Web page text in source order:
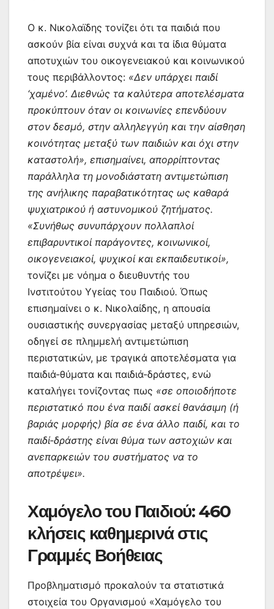
Ο κ. Νικολαϊδης τονίζει ότι τα παιδιά που
ασκούν βία είναι συχνά και τα ίδια θύματα
αποτυχιών του οικογενειακού και κοινωνικού
τους περιβάλλοντος: «Δεν υπάρχει παιδί
‘χαμένο’. Διεθνώς τα καλύτερα αποτελέσματα
προκύπτουν όταν οι κοινωνίες επενδύουν
στον δεσμό, στην αλληλεγγύη και την αίσθηση
κοινότητας μεταξύ των παιδιών και όχι στην
καταστολή», επισημαίνει, απορρίπτοντας
παράλληλα τη μονοδιάστατη αντιμετώπιση
της ανήλικης παραβατικότητας ως καθαρά
ψυχιατρικού ή αστυνομικού ζητήματος.
«Συνήθως συνυπάρχουν πολλαπλοί
επιβαρυντικοί παράγοντες, κοινωνικοί,
οικογενειακοί, ψυχικοί και εκπαιδευτικοί»,
τονίζει με νόημα ο διευθυντής του
Ινστιτούτου Υγείας του Παιδιού. Όπως
επισημαίνει ο κ. Νικολαίδης, η απουσία
ουσιαστικής συνεργασίας μεταξύ υπηρεσιών,
οδηγεί σε πλημμελή αντιμετώπιση
περιστατικών, με τραγικά αποτελέσματα για
παιδιά-θύματα και παιδιά-δράστες, ενώ
καταλήγει τονίζοντας πως «σε οποιοδήποτε
περιστατικό που ένα παιδί ασκεί θανάσιμη (ή
βαριάς μορφής) βία σε ένα άλλο παιδί, και το
παιδί-δράστης είναι θύμα των αστοχιών και
ανεπαρκειών του συστήματος να το
αποτρέψει».
Χαμόγελο του Παιδιού: 460
κλήσεις καθημερινά στις
Γραμμές Βοήθειας
Προβληματισμό προκαλούν τα στατιστικά
στοιχεία του Οργανισμού «Χαμόγελο του